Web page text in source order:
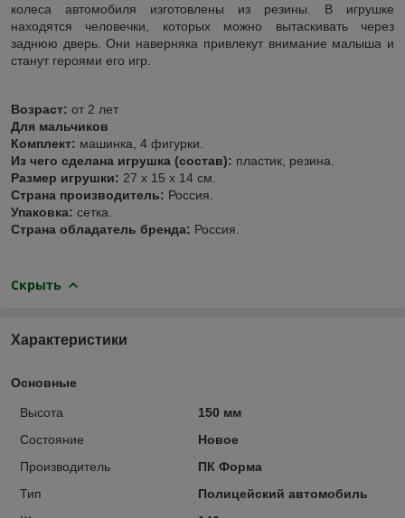
колеса автомобиля изготовлены из резины. В игрушке
находятся человечки, которых можно вытаскивать через
заднюю дверь. Они наверняка привлекут внимание малыша и
станут героями его игр.
Возраст: от 2 лет
Для мальчиков
Комплект: машинка, 4 фигурки.
Из чего сделана игрушка (состав): пластик, резина.
Размер игрушки: 27 x 15 x 14 см.
Страна производитель: Россия.
Упаковка: сетка.
Страна обладатель бренда: Россия.
Скрыть
Характеристики
Основные
Высота
150 мм
Состояние
Новое
Производитель
ПК Форма
Тип
Полицейский автомобиль